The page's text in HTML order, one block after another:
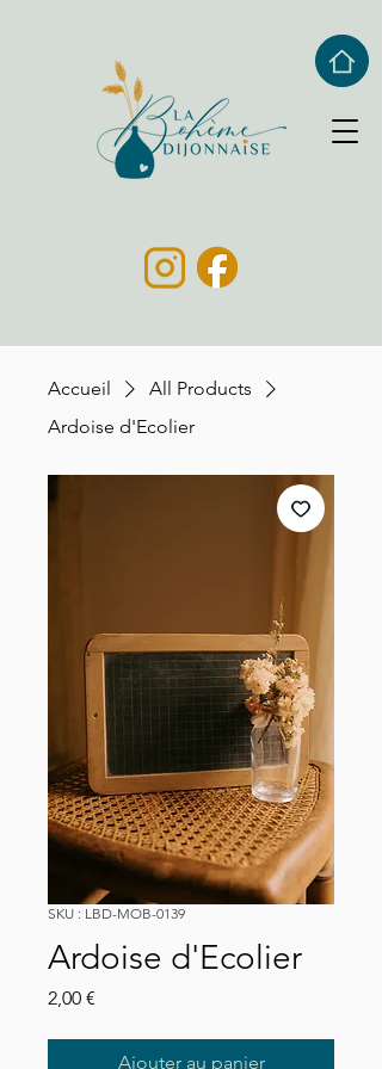
Accueil
All Products
Ardoise d'Ecolier
SKU : LBD-MOB-0139
Ardoise d'Ecolier
2,00 €
Ajouter au panier